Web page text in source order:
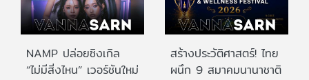
NAMP ปล่อยซิงเกิล
“ไม่มีสิ่งไหน” เวอร์ชันใหม่
สร้างประวัติศาสตร์! ไทย
ผนึก 9 สมาคมนานาชาติ